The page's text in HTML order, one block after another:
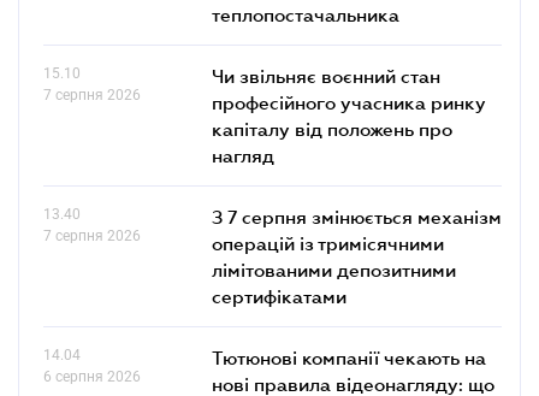
теплопостачальника
15.10
7 серпня 2026
Чи звільняє воєнний стан
професійного учасника ринку
капіталу від положень про
нагляд
13.40
7 серпня 2026
З 7 серпня змінюється механізм
операцій із тримісячними
лімітованими депозитними
сертифікатами
14.04
6 серпня 2026
Тютюнові компанії чекають на
нові правила відеонагляду: що